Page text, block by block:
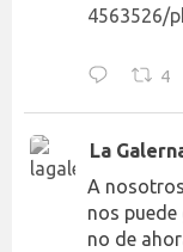
4563526/
4
La
A
nos puede
no de